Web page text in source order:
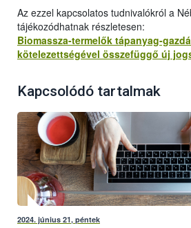
Az ezzel kapcsolatos tudnivalókról a
tájékozódhatnak részletesen:
Biomassza-termelők tápanyag-
kötelezettségével összefüggő új
Kapcsolódó tartalmak
2024. június 21, péntek